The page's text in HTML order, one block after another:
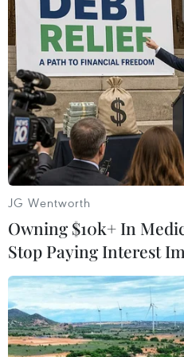
#Long An #Buôn lậu
#Mỹ phẩm
#Thuốc lá ngoại
JG Wentworth
Owning $10k+ In
Stop Paying Interest